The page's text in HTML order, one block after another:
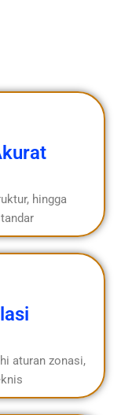
hingga
aturan zonasi,